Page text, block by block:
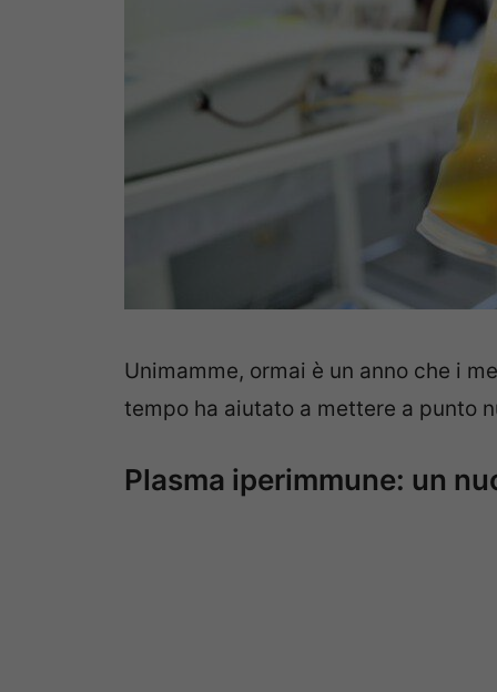
Unimamme, ormai è un anno che i
tempo ha aiutato a mettere a punto
Plasma iperimmune: un